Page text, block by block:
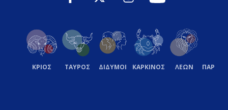
ΚΡΙΟΣ ΤΑΥΡΟΣ ΔΙΔΥΜΟΙ ΚΑΡΚΙΝΟΣ ΛΕΩΝ